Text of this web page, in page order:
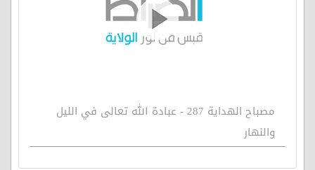
مصباح الهداية 287 - عبادة الله تعالى في الليل
والنهار